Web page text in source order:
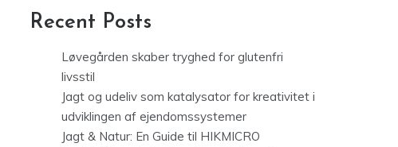
Recent Posts
Løvegården skaber tryghed for glutenfri
livsstil
Jagt og udeliv som katalysator for kreativitet i
udviklingen af ejendomssystemer
Jagt & Natur: En Guide til HIKMICRO